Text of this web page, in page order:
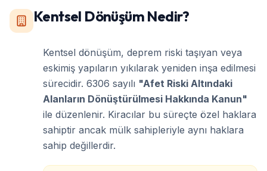
Kentsel Dönüşüm Nedir?
Kentsel dönüşüm, deprem riski taşıyan veya
eskimiş yapıların yıkılarak yeniden inşa edilmesi
sürecidir. 6306 sayılı "Afet Riski Altındaki
Alanların Dönüştürülmesi Hakkında Kanun"
ile düzenlenir. Kiracılar bu süreçte özel haklara
sahiptir ancak mülk sahipleriyle aynı haklara
sahip değillerdir.